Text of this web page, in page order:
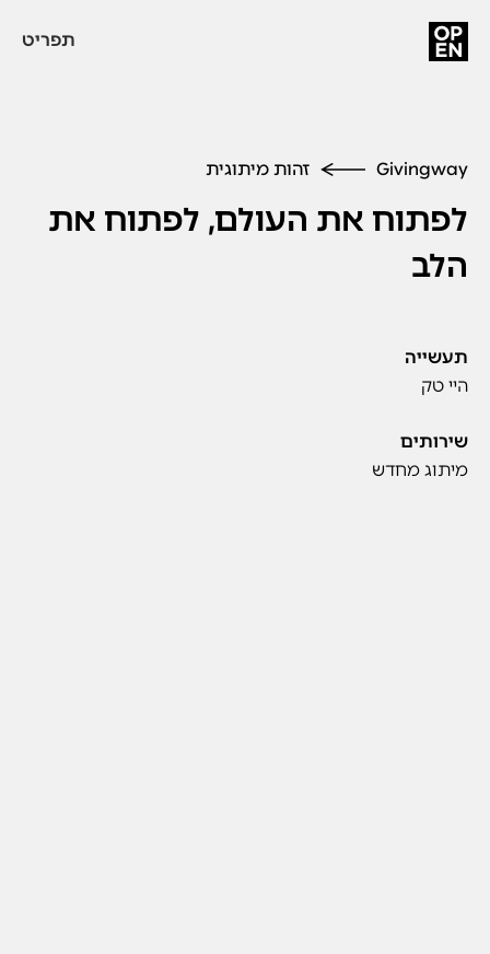
תפריט
Givingway זהות מיתוגית
לפתוח את העולם, לפתוח את
הלב
תעשייה
היי טק
שירותים
מיתוג מחדש